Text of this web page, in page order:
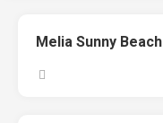
Melia Sunny Beach